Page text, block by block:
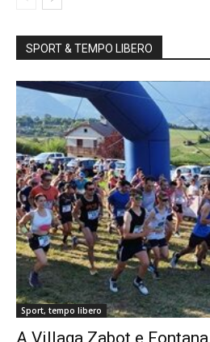
SPORT & TEMPO LIBERO
Sport, tempo libero